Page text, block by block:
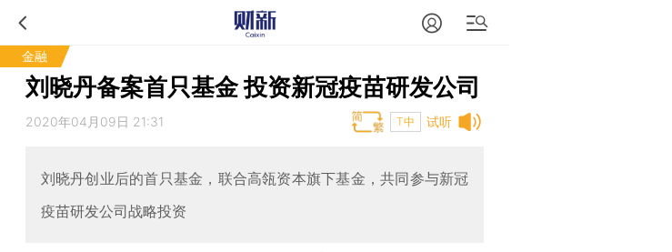
金融
刘晓丹备案首只基金 投资新冠疫苗研发公司
试听
2020年04月09日 21:31 T中
刘晓丹创业后的首只基金，联合高瓴资本旗下基金，共同参与新冠
疫苗研发公司战略投资